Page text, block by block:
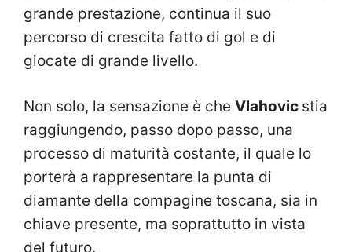
grande prestazione, continua il suo
percorso di crescita fatto di gol e di
giocate di grande livello.
Non solo, la sensazione è che Vlahovic stia
raggiungendo, passo dopo passo, una
processo di maturità costante, il quale lo
porterà a rappresentare la punta di
diamante della compagine toscana, sia in
chiave presente, ma soprattutto in vista
del futuro.